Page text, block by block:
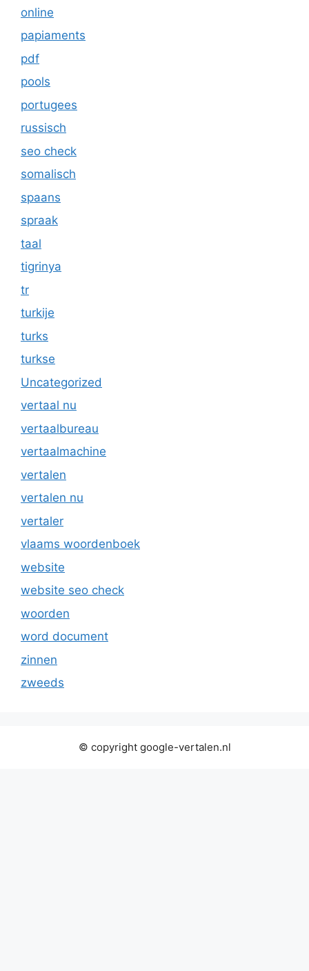
online
papiaments
pdf
pools
portugees
russisch
seo check
somalisch
spaans
spraak
taal
tigrinya
tr
turkije
turks
turkse
Uncategorized
vertaal nu
vertaalbureau
vertaalmachine
vertalen
vertalen nu
vertaler
vlaams woordenboek
website
website seo check
woorden
word document
zinnen
zweeds
© copyright google-vertalen.nl